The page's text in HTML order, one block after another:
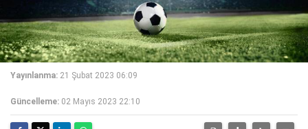
Yayınlanma: 21 Şubat 2023 06:09
Güncelleme: 02 Mayıs 2023 22:10